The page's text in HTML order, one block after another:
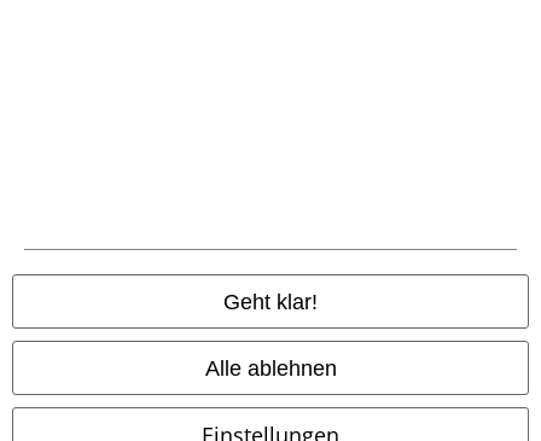
Geht klar!
Alle ablehnen
Einstellungen
© 1986-2026 E.M.P. Merchandising HGmbH
EMP Online Shops